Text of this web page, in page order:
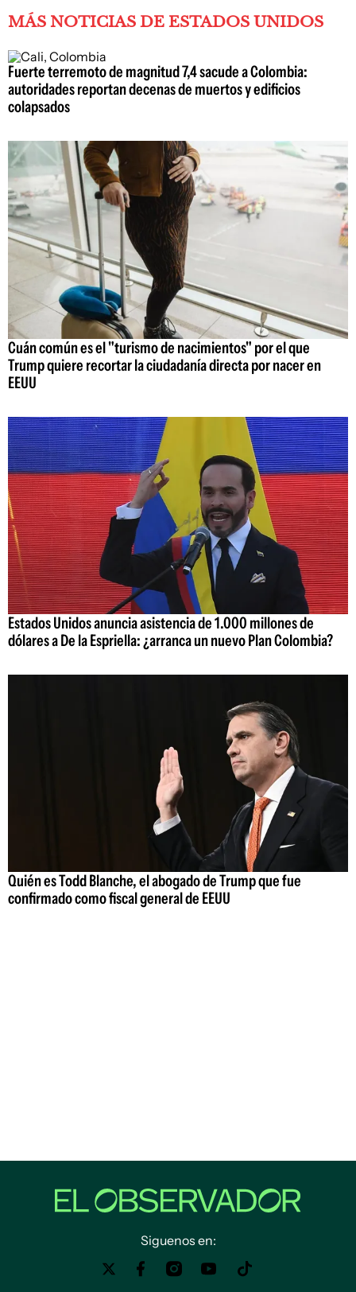
MÁS NOTICIAS DE ESTADOS UNIDOS
Fuerte terremoto de magnitud 7,4 sacude a Colombia:
autoridades reportan decenas de muertos y edificios
colapsados
Cuán común es el "turismo de nacimientos" por el que
Trump quiere recortar la ciudadanía directa por nacer en
EEUU
Estados Unidos anuncia asistencia de 1.000 millones de
dólares a De la Espriella: ¿arranca un nuevo Plan Colombia?
Quién es Todd Blanche, el abogado de Trump que fue
confirmado como fiscal general de EEUU
Siguenos en: